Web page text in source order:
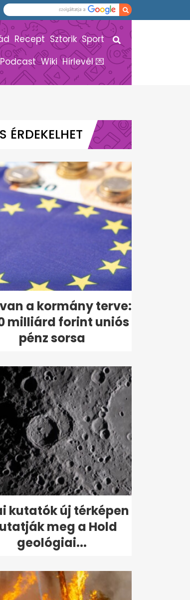
Recept Sztorik Sport
Podcast Wiki Hírlevél 💌
ÉRDEKELHET
a kormány terve:
milliárd forint uniós
pénz sorsa
kutatók új térképen
meg a Hold
geológiai...